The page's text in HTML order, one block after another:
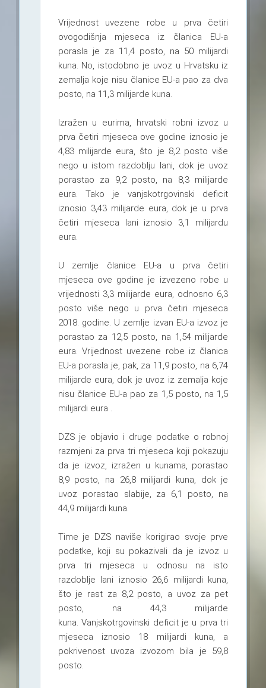
Vrijednost uvezene robe u prva četiri
ovogodišnja mjeseca iz članica EU-a
porasla je za 11,4 posto, na 50 milijardi
kuna. No, istodobno je uvoz u Hrvatsku iz
zemalja koje nisu članice EU-a pao za dva
posto, na 11,3 milijarde kuna.
Izražen u eurima, hrvatski robni izvoz u
prva četiri mjeseca ove godine iznosio je
4,83 milijarde eura, što je 8,2 posto više
nego u istom razdoblju lani, dok je uvoz
porastao za 9,2 posto, na 8,3 milijarde
eura. Tako je vanjskotrgovinski deficit
iznosio 3,43 milijarde eura, dok je u prva
četiri mjeseca lani iznosio 3,1 milijardu
eura.
U zemlje članice EU-a u prva četiri
mjeseca ove godine je izvezeno robe u
vrijednosti 3,3 milijarde eura, odnosno 6,3
posto više nego u prva četiri mjeseca
2018. godine. U zemlje izvan EU-a izvoz je
porastao za 12,5 posto, na 1,54 milijarde
eura. Vrijednost uvezene robe iz članica
EU-a porasla je, pak, za 11,9 posto, na 6,74
milijarde eura, dok je uvoz iz zemalja koje
nisu članice EU-a pao za 1,5 posto, na 1,5
milijardi eura .
DZS je objavio i druge podatke o robnoj
razmjeni za prva tri mjeseca koji pokazuju
da je izvoz, izražen u kunama, porastao
8,9 posto, na 26,8 milijardi kuna, dok je
uvoz porastao slabije, za 6,1 posto, na
44,9 milijardi kuna.
Time je DZS naviše korigirao svoje prve
podatke, koji su pokazivali da je izvoz u
prva tri mjeseca u odnosu na isto
razdoblje lani iznosio 26,6 milijardi kuna,
što je rast za 8,2 posto, a uvoz za pet
posto, na 44,3 milijarde
kuna. Vanjskotrgovinski deficit je u prva tri
mjeseca iznosio 18 milijardi kuna, a
pokrivenost uvoza izvozom bila je 59,8
posto.